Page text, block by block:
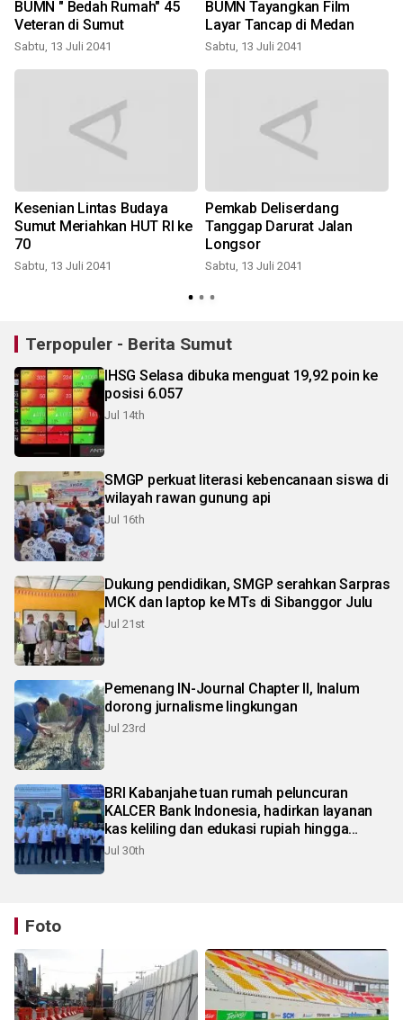
BUMN " Bedah Rumah" 45
Veteran di Sumut
Sabtu, 13 Juli 2041
BUMN Tayangkan Film
Layar Tancap di Medan
Sabtu, 13 Juli 2041
Kesenian Lintas Budaya
Sumut Meriahkan HUT RI ke
70
Sabtu, 13 Juli 2041
Pemkab Deliserdang
Tanggap Darurat Jalan
Longsor
Sabtu, 13 Juli 2041
Terpopuler - Berita Sumut
IHSG Selasa dibuka menguat 19,92 poin ke
posisi 6.057
Jul 14th
SMGP perkuat literasi kebencanaan siswa di
wilayah rawan gunung api
Jul 16th
Dukung pendidikan, SMGP serahkan Sarpras
MCK dan laptop ke MTs di Sibanggor Julu
Jul 21st
Pemenang IN-Journal Chapter II, Inalum
dorong jurnalisme lingkungan
Jul 23rd
BRI Kabanjahe tuan rumah peluncuran
KALCER Bank Indonesia, hadirkan layanan
kas keliling dan edukasi rupiah hingga
pelosok Karo
Jul 30th
Foto